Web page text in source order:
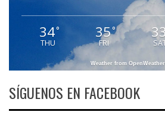
34°
THU
35°
FRI
33
Weather from
SÍGUENOS EN FACEBOOK